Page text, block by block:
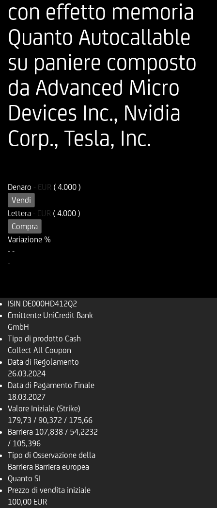
con effetto memoria
Quanto Autocallable
su paniere composto
da Advanced Micro
Devices Inc., Nvidia
Corp., Tesla, Inc.
Denaro - EUR ( 4.000 )
Vendi
Lettera - EUR ( 4.000 )
Compra
Variazione %
- -
-
ISIN DE000HD412Q2
Emittente UniCredit Bank
GmbH
Tipo di prodotto Cash
Collect All Coupon
Data di Regolamento
26.03.2024
Data di Pagamento Finale
18.03.2027
Valore Iniziale (Strike)
179,73 / 90,372 / 175,66
Barriera 107,838 / 54,2232
/ 105,396
Tipo di Osservazione della
Barriera Barriera europea
Quanto SI
Prezzo di vendita iniziale
100,00 EUR